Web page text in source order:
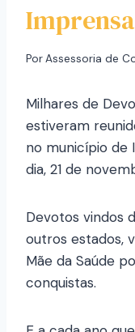
Imprensa
PorAssessoria de
Milhares de
estiveram
no município de
dia, 21 de
Devotos vindos
outros estados,
Mãe da Saúde
conquistas.